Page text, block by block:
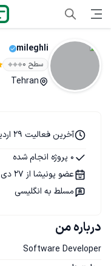
mileghli
سطح ۰
Tehran
درباره من
Software Developer
آخرین فعالیت 29 اردیبهشت 1405
0 پروژه انجام شده
عضو پونیشا از 27 دی 1390
مسلط به انگلیسی